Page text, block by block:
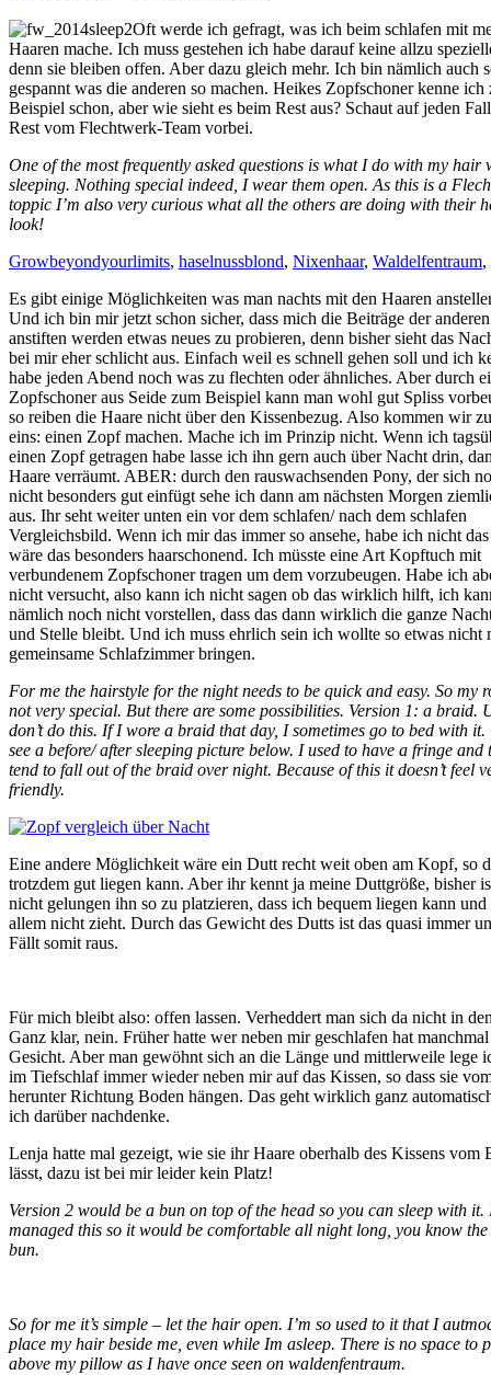
Oft werde ich gefragt, was ich beim schlafen mit
Haaren mache. Ich muss gestehen ich habe darauf keine allzu
denn sie bleiben offen. Aber dazu gleich mehr. Ich bin nämlich auch
gespannt was die anderen so machen. Heikes Zopfschoner kenne ich
Beispiel schon, aber wie sieht es beim Rest aus? Schaut auf jeden
Rest vom Flechtwerk-Team vorbei.
One of the most frequently asked questions is what I do with my hair
sleeping. Nothing special indeed, I wear them open. As this is a
toppic I’m also very curious what all the others are doing with their
look!
Growbeyondyourlimits, haselnussblond, Nixenhaar, Waldelfentraum,
Es gibt einige Möglichkeiten was man nachts mit den Haaren
Und ich bin mir jetzt schon sicher, dass mich die Beiträge der
anstiften werden etwas neues zu probieren, denn bisher sieht das
bei mir eher schlicht aus. Einfach weil es schnell gehen soll und ich
habe jeden Abend noch was zu flechten oder ähnliches. Aber durch
Zopfschoner aus Seide zum Beispiel kann man wohl gut Spliss
so reiben die Haare nicht über den Kissenbezug. Also kommen wir
eins: einen Zopf machen. Mache ich im Prinzip nicht. Wenn ich
einen Zopf getragen habe lasse ich ihn gern auch über Nacht drin,
Haare verräumt. ABER: durch den rauswachsenden Pony, der sich
nicht besonders gut einfügt sehe ich dann am nächsten Morgen
aus. Ihr seht weiter unten ein vor dem schlafen/ nach dem schlafen
Vergleichsbild. Wenn ich mir das immer so ansehe, habe ich nicht
wäre das besonders haarschonend. Ich müsste eine Art Kopftuch mit
verbundenem Zopfschoner tragen um dem vorzubeugen. Habe ich
nicht versucht, also kann ich nicht sagen ob das wirklich hilft, ich
nämlich noch nicht vorstellen, dass das dann wirklich die ganze
und Stelle bleibt. Und ich muss ehrlich sein ich wollte so etwas nicht
gemeinsame Schlafzimmer bringen.
For me the hairstyle for the night needs to be quick and easy. So my
not very special. But there are some possibilities. Version 1: a braid.
don’t do this. If I wore a braid that day, I sometimes go to bed with it.
see a before/ after sleeping picture below. I used to have a fringe and
tend to fall out of the braid over night. Because of this it doesn’t feel
friendly.
Eine andere Möglichkeit wäre ein Dutt recht weit oben am Kopf, so
trotzdem gut liegen kann. Aber ihr kennt ja meine Duttgröße, bisher
nicht gelungen ihn so zu platzieren, dass ich bequem liegen kann und
allem nicht zieht. Durch das Gewicht des Dutts ist das quasi immer
Fällt somit raus.
Für mich bleibt also: offen lassen. Verheddert man sich da nicht in
Ganz klar, nein. Früher hatte wer neben mir geschlafen hat
Gesicht. Aber man gewöhnt sich an die Länge und mittlerweile lege
im Tiefschlaf immer wieder neben mir auf das Kissen, so dass sie
herunter Richtung Boden hängen. Das geht wirklich ganz
ich darüber nachdenke.
Lenja hatte mal gezeigt, wie sie ihr Haare oberhalb des Kissens vom
lässt, dazu ist bei mir leider kein Platz!
Version 2 would be a bun on top of the head so you can sleep with it.
managed this so it would be comfortable all night long, you know the
bun.
So for me it’s simple – let the hair open. I’m so used to it that I
place my hair beside me, even while Im asleep. There is no space to
above my pillow as I have once seen on waldenfentraum.